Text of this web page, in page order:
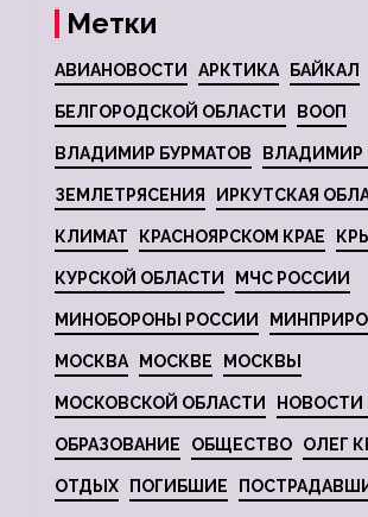
Метки
АВИАНОВОСТИ АРКТИКА БАЙКАЛ
БЕЛГОРОДСКОЙ ОБЛАСТИ ВООП
ВЛАДИМИР БУРМАТОВ ВЛАДИМИР
ЗЕМЛЕТРЯСЕНИЯ ИРКУТСКАЯ
КЛИМАТ КРАСНОЯРСКОМ КРАЕ
КУРСКОЙ ОБЛАСТИ МЧС РОССИИ
МИНОБОРОНЫ РОССИИ
МОСКВА МОСКВЕ МОСКВЫ
МОСКОВСКОЙ ОБЛАСТИ НОВОСТИ
ОБРАЗОВАНИЕ ОБЩЕСТВО ОЛЕГ
ОТДЫХ ПОГИБШИЕ